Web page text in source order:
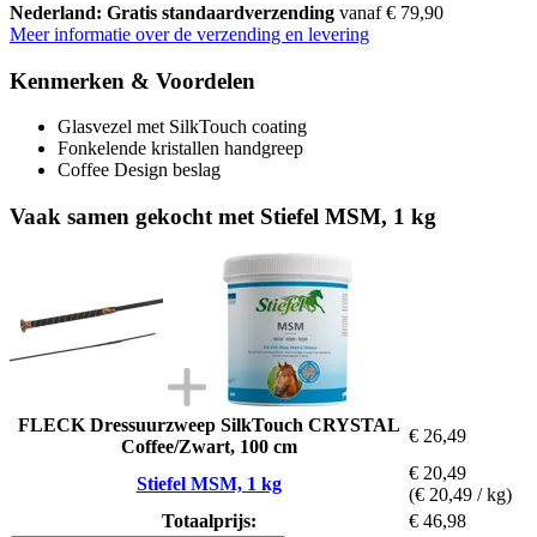
Nederland: Gratis standaardverzending vanaf € 79,90
Meer informatie over de verzending en levering
Kenmerken & Voordelen
Glasvezel met SilkTouch coating
Fonkelende kristallen handgreep
Coffee Design beslag
Vaak samen gekocht met Stiefel MSM, 1 kg
FLECK Dressuurzweep SilkTouch CRYSTAL
Coffee/Zwart, 100 cm
€ 26,49
Stiefel MSM, 1 kg
€ 20,49
(€ 20,49 / kg)
Totaalprijs:
€ 46,98